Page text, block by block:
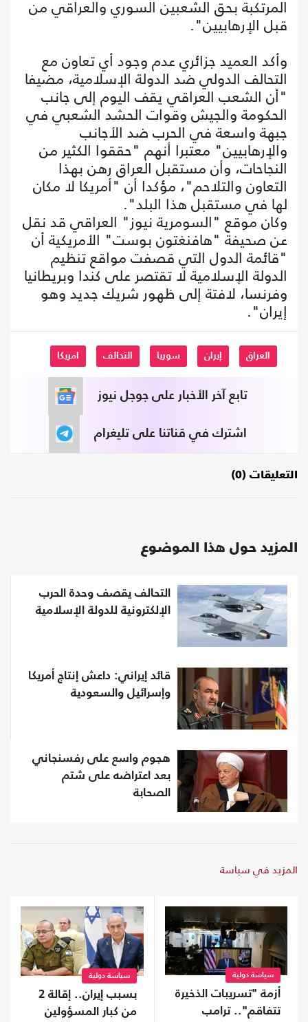
المرتكبة بحق الشعبين السوري والعراقي من
قبل الإرهابيين".
وأكد العميد جزائري عدم وجود أي تعاون مع
التحالف الدولي ضد الدولة الإسلامية، مضيفا
"أن الشعب العراقي يقف اليوم إلى جانب
الحكومة والجيش وقوات الحشد الشعبي في
جبهة واسعة في الحرب ضد الأجانب
والإرهابيين" معتبرا أنهم "حققوا الكثير من
النجاحات، وأن مستقبل العراق رهن بهذا
التعاون والتلاحم"، مؤكدا أن "أمريكا لا مكان
لها في مستقبل هذا البلد".
وكان موقع "السومرية نيوز" العراقي قد نقل
عن صحيفة "هافنغتون بوست" الأمريكية أن
"قائمة الدول التي قصفت مواقع تنظيم
الدولة الإسلامية لا تقتصر على كندا وبريطانيا
وفرنسا، لافتة إلى ظهور شريك جديد وهو
إيران".
العراق إيران سوريا التحالف امريكا
تابع آخر الأخبار على جوجل نيوز
اشترك في قناتنا على تليغرام
التعليقات (0)
المزيد حول هذا الموضوع
التحالف يقصف وحدة الحرب
الإلكترونية للدولة الإسلامية
قائد إيراني: داعش إنتاج أمريكا
وإسرائيل والسعودية
هجوم واسع على رفسنجاني
بعد اعتراضه على شتم
الصحابة
المزيد في سياسة
سياسة دولية
أزمة "تسريبات الذخيرة
تتفاقم".. ترامب
سياسة دولية
بسبب إيران.. إقالة 2
من كبار المسؤولين